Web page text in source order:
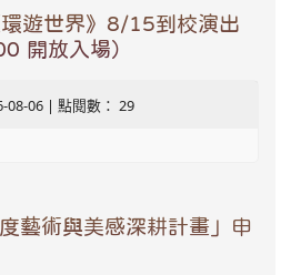
遊世界》8/15到校演出
開放入場）
08-06 | 點閱數： 29
藝術與美感深耕計畫」申